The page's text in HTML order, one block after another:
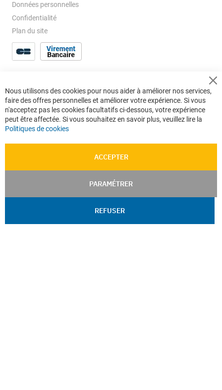
Données personnelles
Confidentialité
Plan du site
Nous utilisons des cookies pour nous aider à améliorer nos services,
faire des offres personnelles et améliorer votre expérience. Si vous
n'acceptez pas les cookies facultatifs ci-dessous, votre expérience
peut être affectée. Si vous souhaitez en savoir plus, veuillez lire la
Politiques de cookies
ACCEPTER
PARAMÉTRER
REFUSER